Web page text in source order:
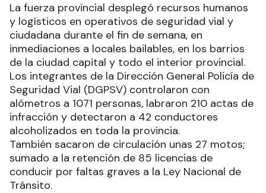
La fuerza provincial desplegó recursos humanos
y logísticos en operativos de seguridad vial y
ciudadana durante el fin de semana, en
inmediaciones a locales bailables, en los barrios
de la ciudad capital y todo el interior provincial.
Los integrantes de la Dirección General Policía de
Seguridad Vial (DGPSV) controlaron con
alómetros a 1071 personas, labraron 210 actas de
infracción y detectaron a 42 conductores
alcoholizados en toda la provincia.
También sacaron de circulación unas 27 motos;
sumado a la retención de 85 licencias de
conducir por faltas graves a la Ley Nacional de
Tránsito.